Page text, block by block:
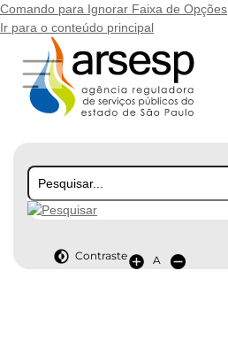
Comando para Ignorar Faixa de Opções
Ir para o conteúdo principal
Contraste A